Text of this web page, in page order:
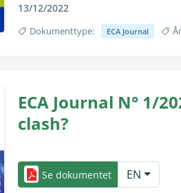
13/12/2022
Dokumenttype: ECA Journal
ECA Journal N° 1/
clash?
Se dokumentet
EN